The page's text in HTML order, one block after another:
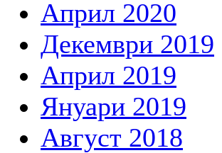
Април 2020
Декември 2019
Април 2019
Януари 2019
Август 2018